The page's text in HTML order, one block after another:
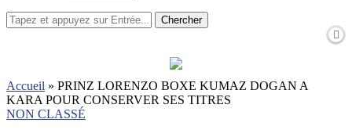
Chercher
Accueil » PRINZ LORENZO BOXE KUMAZ DOGAN A
KARA POUR CONSERVER SES TITRES
NON CLASSÉ